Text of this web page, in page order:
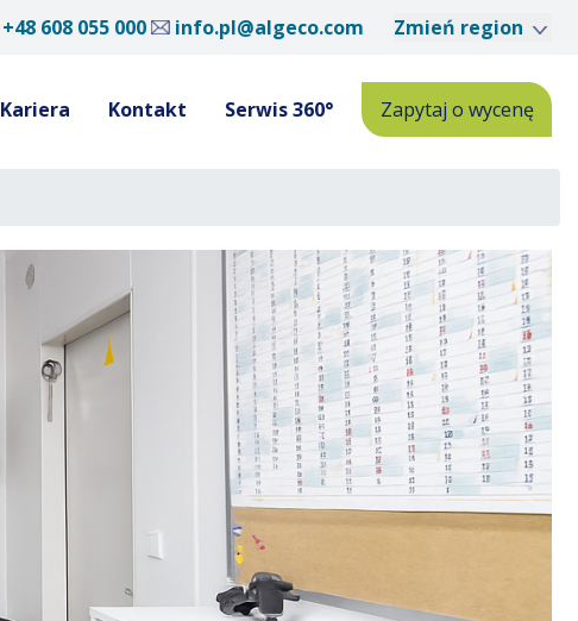
+48 608 055 000 info.pl@algeco.com Zmień region
Kariera Kontakt Serwis 360° Zapytaj o wycenę